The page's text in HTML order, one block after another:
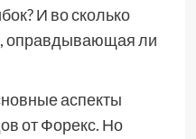
И во сколько
оправдывающая ли
аспекты
от Форекс. Но